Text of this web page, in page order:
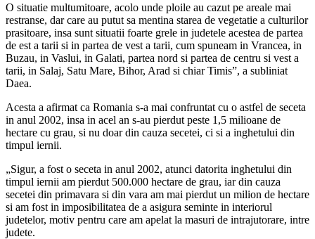
O situatie multumitoare, acolo unde ploile au cazut pe areale mai
restranse, dar care au putut sa mentina starea de vegetatie a culturilor
prasitoare, insa sunt situatii foarte grele in judetele acestea de partea
de est a tarii si in partea de vest a tarii, cum spuneam in Vrancea, in
Buzau, in Vaslui, in Galati, partea nord si partea de centru si vest a
tarii, in Salaj, Satu Mare, Bihor, Arad si chiar Timis”, a subliniat
Daea.
Acesta a afirmat ca Romania s-a mai confruntat cu o astfel de seceta
in anul 2002, insa in acel an s-au pierdut peste 1,5 milioane de
hectare cu grau, si nu doar din cauza secetei, ci si a inghetului din
timpul iernii.
„Sigur, a fost o seceta in anul 2002, atunci datorita inghetului din
timpul iernii am pierdut 500.000 hectare de grau, iar din cauza
secetei din primavara si din vara am mai pierdut un milion de hectare
si am fost in imposibilitatea de a asigura seminte in interiorul
judetelor, motiv pentru care am apelat la masuri de intrajutorare, intre
judete.